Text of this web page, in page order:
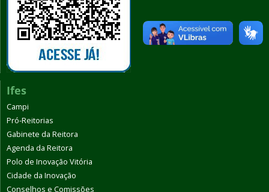
Ifes
Campi
Pró-Reitorias
Gabinete da Reitora
Agenda da Reitora
Polo de Inovação Vitória
Cidade da Inovação
Conselhos e Comissões